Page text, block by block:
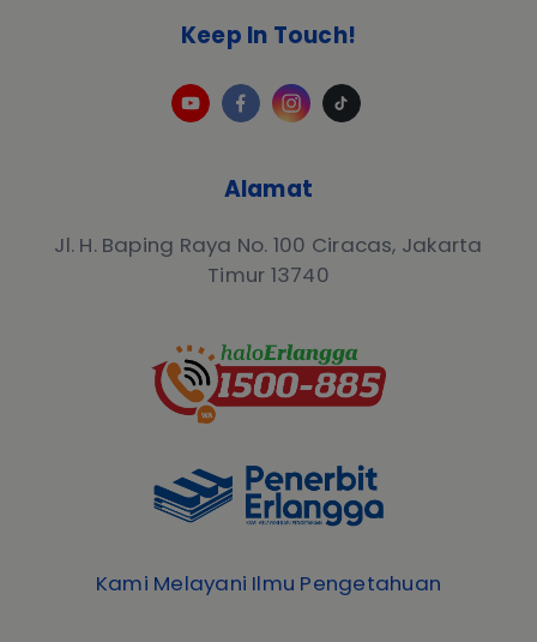
Alamat
Jl. H. Baping Raya No. 100 Ciracas, Jakarta
Timur 13740
Keep In Touch!
Kami Melayani Ilmu Pengetahuan